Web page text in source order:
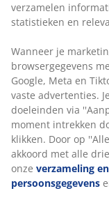
verzamelen
statistieken en
Wanneer je
browsergegevens
Google, Meta en
vaste advertenties.
doeleinden via
moment intrekken
klikken. Door op
akkoord met alle
onze verzameling
persoonsgegevens